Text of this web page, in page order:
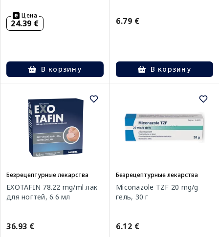
Цена
24.39 €
В корзину
6.79 €
В корзину
Безрецептурные лекарства
EXOTAFIN 78.22 mg/ml лак
для ногтей, 6.6 мл
36.93 €
Безрецептурные лекарства
Miconazole TZF 20 mg/g
гель, 30 г
6.12 €